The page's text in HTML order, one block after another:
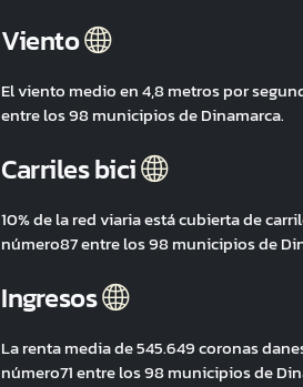
Viento
El viento medio en 4,8 metros por
entre los 98 municipios de Dinamarca.
Carriles bici
10% de la red viaria está cubierta de
número87 entre los 98 municipios de
Ingresos
La renta media de 545.649 coronas
número71 entre los 98 municipios de